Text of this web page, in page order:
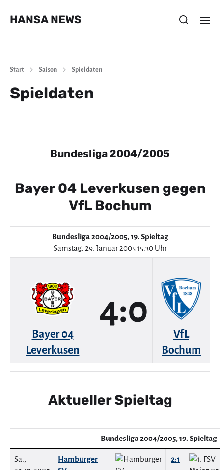
HANSA NEWS
Start Saison Spieldaten
Spieldaten
Bundesliga 2004/2005
Bayer 04 Leverkusen gegen
VfL Bochum
Bundesliga 2004/2005, 19. Spieltag
Samstag, 29. Januar 2005 15:30 Uhr
Bayer 04
Leverkusen
4:0
VfL
Bochum
Aktueller Spieltag
Bundesliga 2004/2005, 19. Spieltag
Sa.,
Hamburger
2:1